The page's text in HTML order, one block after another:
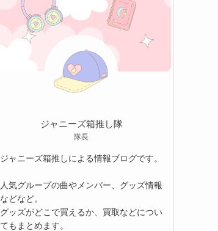
ジャニーズ箱推し隊
隊長
ジャニーズ箱推しによる情報ブログです。
人気グループの曲やメンバー、グッズ情報
などなど。
グッズがどこで買えるか、買取などについ
てもまとめます。